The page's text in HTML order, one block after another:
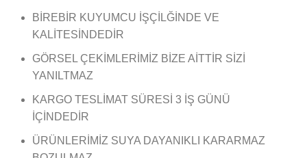
BİREBİR KUYUMCU İŞÇİLĞİNDE VE
KALİTESİNDEDİR
GÖRSEL ÇEKİMLERİMİZ BİZE AİTTİR SİZİ
YANILTMAZ
KARGO TESLİMAT SÜRESİ 3 İŞ GÜNÜ
İÇİNDEDİR
ÜRÜNLERİMİZ SUYA DAYANIKLI KARARMAZ